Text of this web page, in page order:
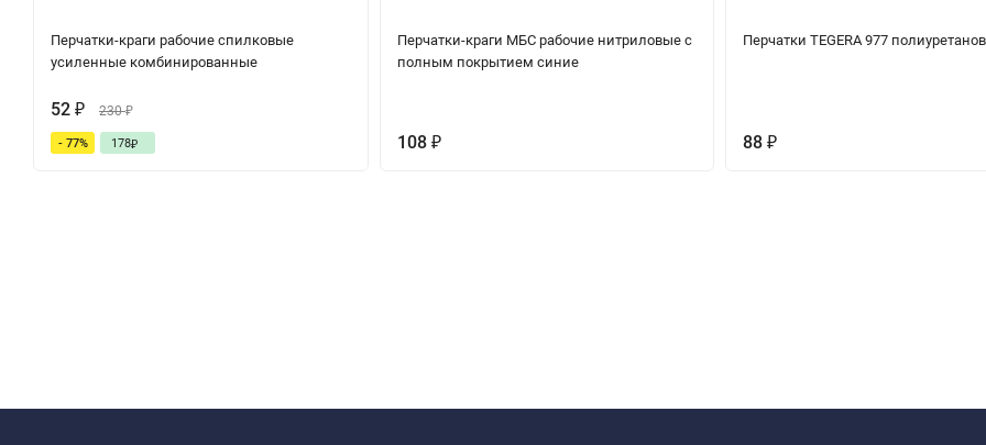
Перчатки-краги рабочие спилковые
усиленные комбинированные
52 ₽ 230₽
- 77% 178₽
Перчатки-краги МБС рабочие нитриловые с
полным покрытием синие
108 ₽
Перчатки TEGERA 977
88₽